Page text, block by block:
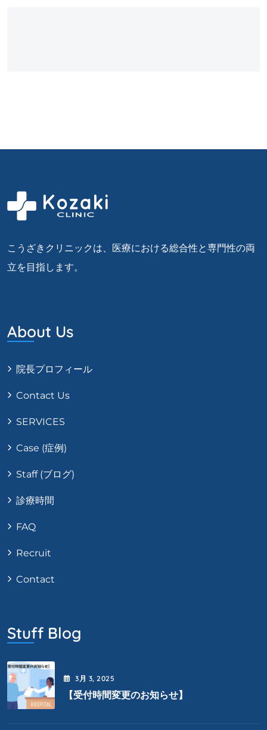
こうざきクリニックは、医療における総合性と専門性の両
立を目指します。
About Us
院長プロフィール
Contact Us
SERVICES
Case (症例)
Staff (ブログ)
診療時間
FAQ
Recruit
Contact
Stuff Blog
3月 3, 2025
【受付時間変更のお知らせ】